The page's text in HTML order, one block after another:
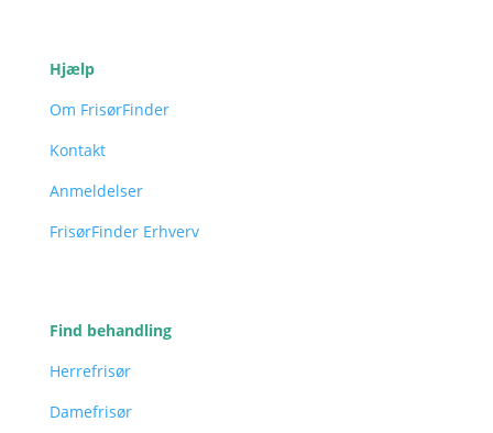
Hjælp
Om FrisørFinder
Kontakt
Anmeldelser
FrisørFinder Erhverv
Find behandling
Herrefrisør
Damefrisør